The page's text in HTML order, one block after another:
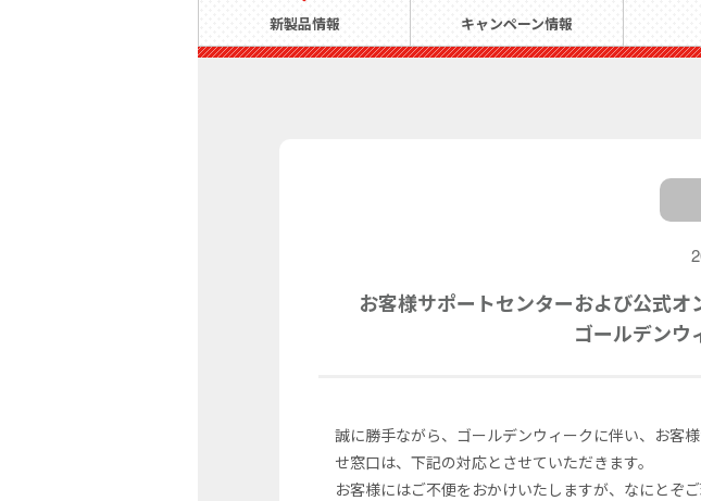
新製品情報 キャンペーン情報
お客様サポートセンターおよび公式
ゴールデンウ
誠に勝手ながら、ゴールデンウィークに伴い、お客
せ窓口は、下記の対応とさせていただきます。
お客様にはご不便をおかけいたしますが、なにとぞ